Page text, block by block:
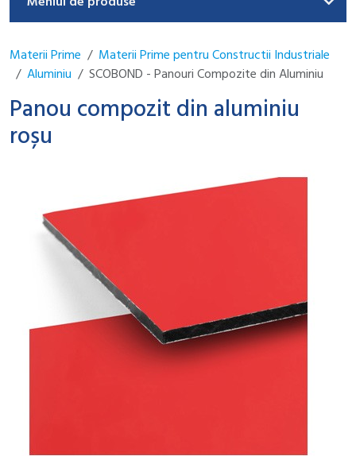
Materii Prime
Materii Prime pentru Constructii Industriale
Aluminiu
SCOBOND - Panouri Compozite din Aluminiu
Panou compozit din aluminiu
roșu